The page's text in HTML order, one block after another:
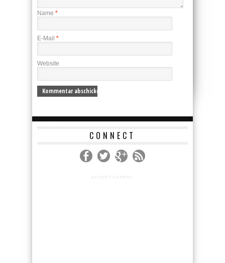
Name *
E-Mail *
Website
CONNECT
ADVERTISEMENT